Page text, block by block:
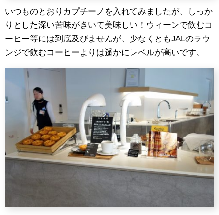
いつものとおりカプチーノを入れてみましたが、しっか
りとした深い苦味がきいて美味しい！ウィーンで飲むコ
ーヒー等には到底及びませんが、少なくともJALのラウ
ンジで飲むコーヒーよりは遥かにレベルが高いです。